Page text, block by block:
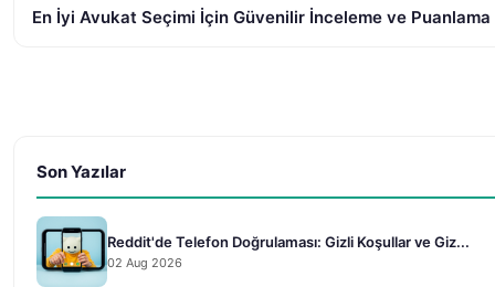
En İyi Avukat Seçimi İçin Güvenilir İnceleme ve Puanlama
Son Yazılar
Reddit'de Telefon Doğrulaması: Gizli Koşullar ve Giz...
02 Aug 2026